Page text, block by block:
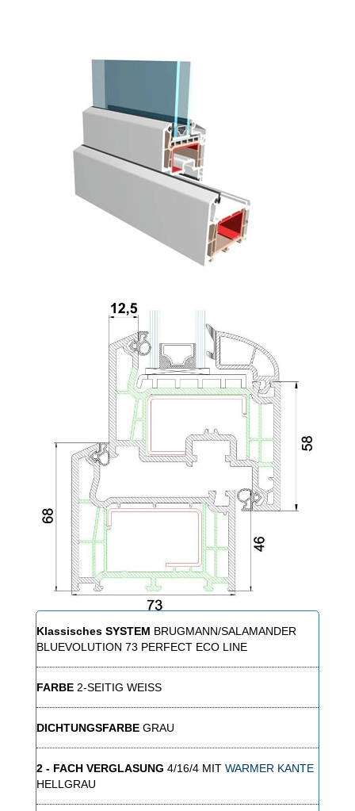
Klassisches SYSTEM BRUGMANN/SALAMANDER
BLUEVOLUTION 73 PERFECT ECO LINE
FARBE 2-SEITIG WEISS
DICHTUNGSFARBE GRAU
2 - FACH VERGLASUNG 4/16/4 MIT WARMER KANTE
HELLGRAU